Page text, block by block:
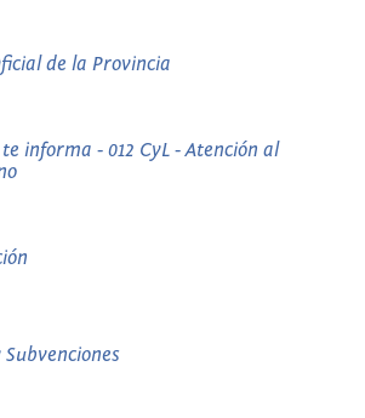
de la Provincia
informa - 012 CyL - Atención al